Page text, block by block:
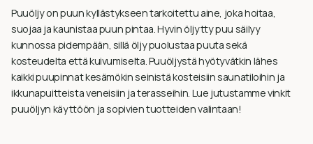
Puuöljy on puun kyllästykseen tarkoitettu aine, joka hoitaa,
suojaa ja kaunistaa puun pintaa. Hyvin öljytty puu säilyy
kunnossa pidempään, sillä öljy puolustaa puuta sekä
kosteudelta että kuivumiselta. Puuöljystä hyötyvätkin lähes
kaikki puupinnat kesämökin seinistä kosteisiin saunatiloihin ja
ikkunapuitteista veneisiin ja terasseihin. Lue jutustamme vinkit
puuöljyn käyttöön ja sopivien tuotteiden valintaan!